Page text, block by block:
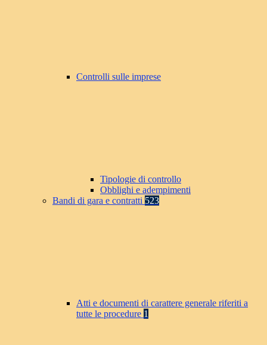
Controlli sulle imprese
Tipologie di controllo
Obblighi e adempimenti
Bandi di gara e contratti 523
Atti e documenti di carattere generale riferiti a
tutte le procedure 1